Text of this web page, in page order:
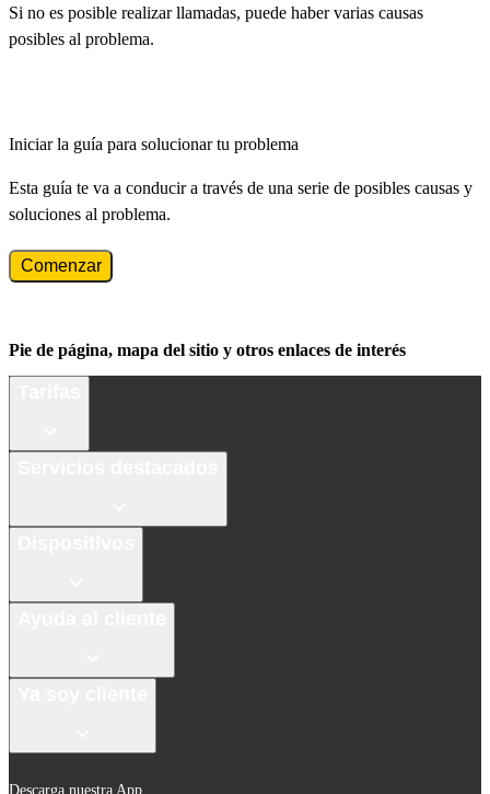
Si no es posible realizar llamadas, puede haber varias causas
posibles al problema.
Iniciar la guía para solucionar tu problema
Esta guía te va a conducir a través de una serie de posibles causas y
soluciones al problema.
Comenzar
Pie de página, mapa del sitio y otros enlaces de interés
Descarga nuestra App